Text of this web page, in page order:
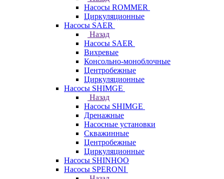
Насосы ROMMER
Циркуляционные
Насосы SAER
Назад
Насосы SAER
Вихревые
Консольно-моноблочные
Центробежные
Циркуляционные
Насосы SHIMGE
Назад
Насосы SHIMGE
Дренажные
Насосные установки
Скважинные
Центробежные
Циркуляционные
Насосы SHINHOO
Насосы SPERONI